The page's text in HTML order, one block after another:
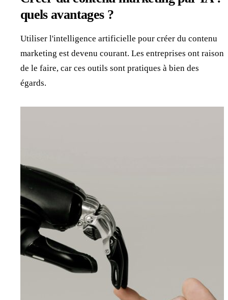
quels avantages ?
Utiliser l'intelligence artificielle pour créer du contenu
marketing est devenu courant. Les entreprises ont raison
de le faire, car ces outils sont pratiques à bien des
égards.